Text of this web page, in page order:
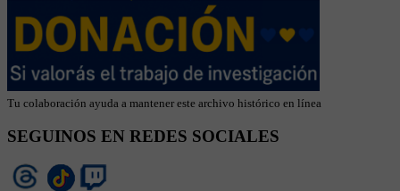
Tu colaboración ayuda a mantener este archivo histórico en línea
SEGUINOS EN REDES SOCIALES